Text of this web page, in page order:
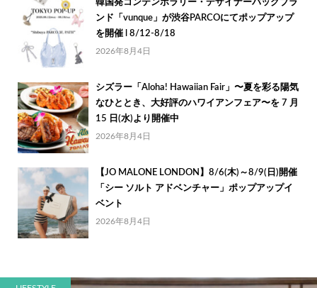
韓国発コンテンポラリー・デザイナーバッグブラ
ンド「vunque」が渋谷PARCOにてポップアップ
を開催 l 8/12-8/18
2026年8月4日
シズラー「Aloha! Hawaiian Fair」〜夏を彩る陽気
なひととき、大好評のハワイアンフェア〜を 7 月
15 日(水)より開催中
2026年8月4日
【JO MALONE LONDON】8/6(木)～8/9(日)開催
「シー ソルト アドベンチャー」ポップアップイ
ベント
2026年8月4日